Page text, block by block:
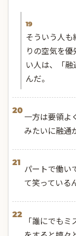
19
そういう人
りの空気を
い人は、「
んだ。
20
一方は要領よ
みたいに融通
21
パートで働い
て笑っている
22
「誰にでも